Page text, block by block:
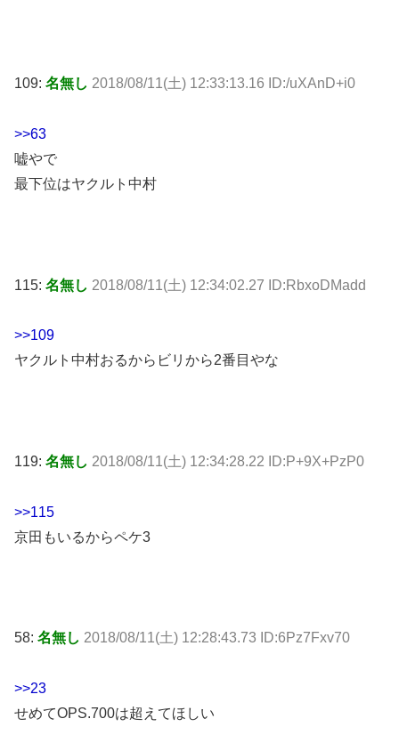
109: 名無し 2018/08/11(土) 12:33:13.16 ID:/uXAnD+i0
>>63
嘘やで
最下位はヤクルト中村
115: 名無し 2018/08/11(土) 12:34:02.27 ID:RbxoDMadd
>>109
ヤクルト中村おるからビリから2番目やな
119: 名無し 2018/08/11(土) 12:34:28.22 ID:P+9X+PzP0
>>115
京田もいるからペケ3
58: 名無し 2018/08/11(土) 12:28:43.73 ID:6Pz7Fxv70
>>23
せめてOPS.700は超えてほしい